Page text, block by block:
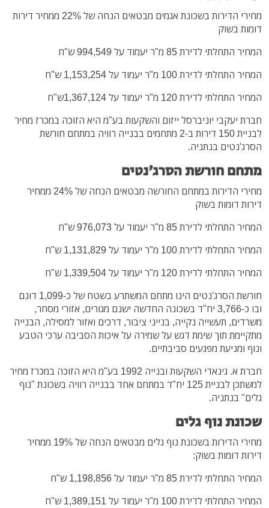
מחירי הדירות בשכונת אגמים מבטאים הנחה של 22% ממחיר דירות
דומות בשוק
המחיר התחלתי לדירת 85 מ"ר יעמוד על 994,549 ש"ח
המחיר התחלתי לדירת 100 מ"ר יעמוד על 1,153,254 ש"ח
המחיר התחלתי לדירת 120 מ"ר יעמוד על 1,367,124ש"ח
חברת יעקבי יוניברסל ייזום והשקעות בע"מ היא הזוכה במכרז מחיר
לבניית 150 דירות ב-2 מתחמים בבנייה רוויה במתחם חורשת
הסרג'נטים בנתניה.
מתחם חורשת הסרג'נטים
מחירי הדירות במתחם החורשה מבטאים הנחה של 24% ממחיר
דירות דומות בשוק
המחיר התחלתי לדירת 85 מ"ר יעמוד על 976,073 ש"ח
המחיר התחלתי לדירת 100 מ"ר יעמוד על 1,131,829 ש"ח
המחיר התחלתי לדירת 120 מ"ר יעמוד על 1,339,504 ש"ח
חורשת הסרג'נטים הינו מתחם המשתרע בשטח של כ-1,099 דונם
ובו כ-3,766 יח"ד בשכונה החדשה ישנם מגורים, אזורי מסחר,
משרדים, תעשייה נקייה, בנייני ציבור, דרכים ואזור למסילה, הבנייה
מתקיימת תוך שימת דגש על שמירה על איכות הסביבה ערכי הטבע
ונוף ומניעת מפגעים סביבתיים.
חברת א. גינאדי השקעות ובנייה 1992 בע"מ היא הזוכה במכרז מחיר
למשתכן לבניית 125 יח"ד במתחם אחד בבנייה רוויה בשכונת "נוף
גלים" בנתניה.
שכונת נוף גלים
מחירי הדירות בשכונת נוף גלים מבטאים הנחה של 19% ממחיר
דירות דומות בשוק:
המחיר התחלתי לדירת 85 מ"ר יעמוד על 1,198,856 ש"ח
המחיר התחלתי לדירת 100 מ"ר יעמוד על 1,389,151 ש"ח